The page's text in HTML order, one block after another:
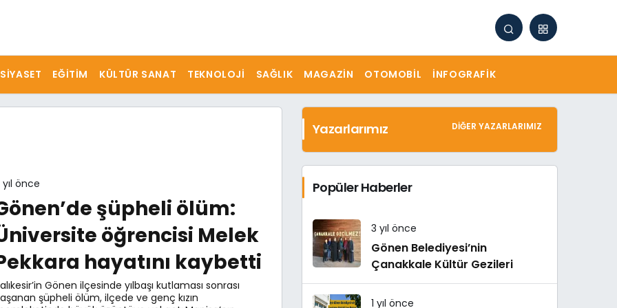
SIYASET EĞITIM KÜLTÜR SANAT TEKNOLOJI SAĞLIK MAGAZIN OTOMOBIL İNFOGRAFIK
yıl önce
şüpheli ölüm:
öğrencisi Melek
hayatını kaybetti
Gönen ilçesinde yılbaşı kutlaması sonrası
şüpheli ölüm, ilçede ve genç kızın
Yazarlarımız DIĞER YAZARLARIMIZ
Popüler Haberler
3 yıl önce
Gönen Belediyesi’nin
Çanakkale Kültür Gezileri
1 yıl önce